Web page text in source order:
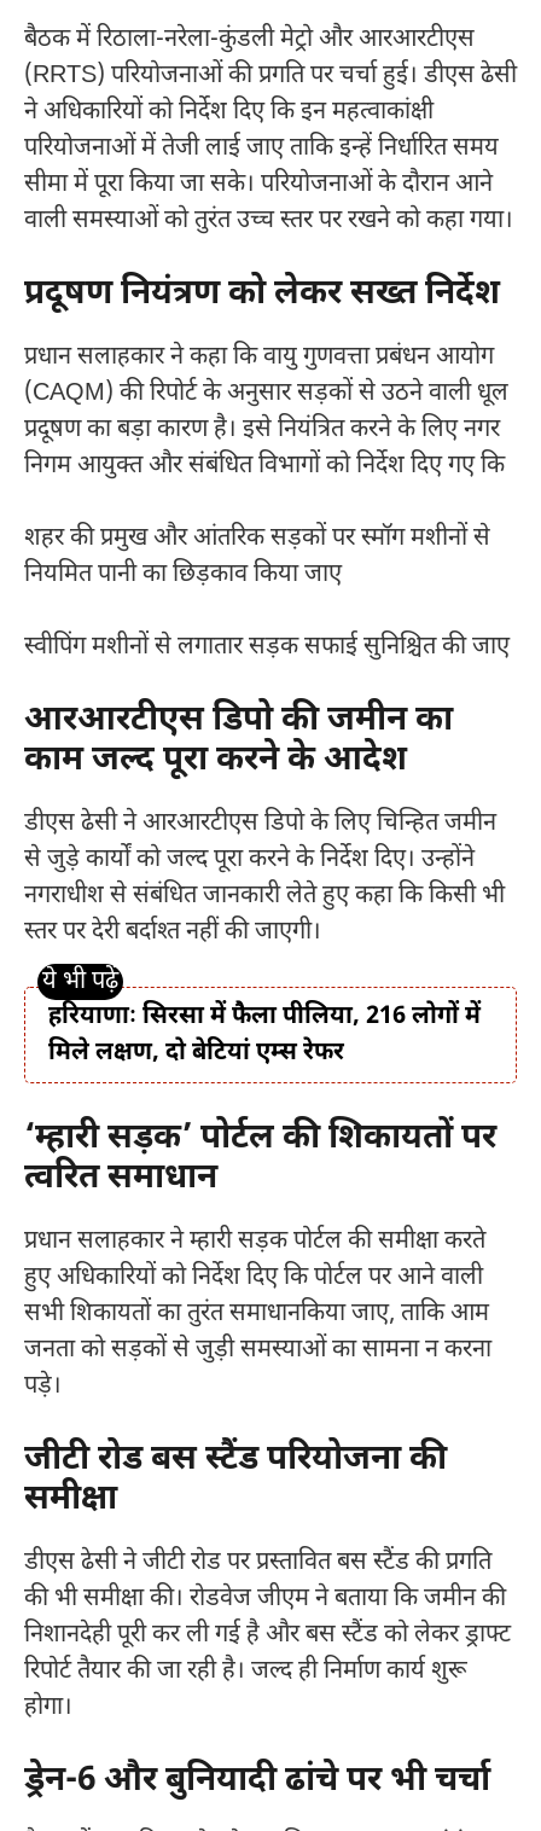
बैठक में रिठाला-नरेला-कुंडली मेट्रो और आरआरटीएस
(RRTS) परियोजनाओं की प्रगति पर चर्चा हुई। डीएस ढेसी
ने अधिकारियों को निर्देश दिए कि इन महत्वाकांक्षी
परियोजनाओं में तेजी लाई जाए ताकि इन्हें निर्धारित समय
सीमा में पूरा किया जा सके। परियोजनाओं के दौरान आने
वाली समस्याओं को तुरंत उच्च स्तर पर रखने को कहा गया।
प्रदूषण नियंत्रण को लेकर सख्त निर्देश
प्रधान सलाहकार ने कहा कि वायु गुणवत्ता प्रबंधन आयोग
(CAQM) की रिपोर्ट के अनुसार सड़कों से उठने वाली धूल
प्रदूषण का बड़ा कारण है। इसे नियंत्रित करने के लिए नगर
निगम आयुक्त और संबंधित विभागों को निर्देश दिए गए कि
शहर की प्रमुख और आंतरिक सड़कों पर स्मॉग मशीनों से
नियमित पानी का छिड़काव किया जाए
स्वीपिंग मशीनों से लगातार सड़क सफाई सुनिश्चित की जाए
आरआरटीएस डिपो की जमीन का
काम जल्द पूरा करने के आदेश
डीएस ढेसी ने आरआरटीएस डिपो के लिए चिन्हित जमीन
से जुड़े कार्यों को जल्द पूरा करने के निर्देश दिए। उन्होंने
नगराधीश से संबंधित जानकारी लेते हुए कहा कि किसी भी
स्तर पर देरी बर्दाश्त नहीं की जाएगी।
हरियाणाः सिरसा में फैला पीलिया, 216 लोगों में
मिले लक्षण, दो बेटियां एम्स रेफर
‘म्हारी सड़क’ पोर्टल की शिकायतों पर
त्वरित समाधान
प्रधान सलाहकार ने म्हारी सड़क पोर्टल की समीक्षा करते
हुए अधिकारियों को निर्देश दिए कि पोर्टल पर आने वाली
सभी शिकायतों का तुरंत समाधानकिया जाए, ताकि आम
जनता को सड़कों से जुड़ी समस्याओं का सामना न करना
पड़े।
जीटी रोड बस स्टैंड परियोजना की
समीक्षा
डीएस ढेसी ने जीटी रोड पर प्रस्तावित बस स्टैंड की प्रगति
की भी समीक्षा की। रोडवेज जीएम ने बताया कि जमीन की
निशानदेही पूरी कर ली गई है और बस स्टैंड को लेकर ड्राफ्ट
रिपोर्ट तैयार की जा रही है। जल्द ही निर्माण कार्य शुरू
होगा।
ड्रेन-6 और बुनियादी ढांचे पर भी चर्चा